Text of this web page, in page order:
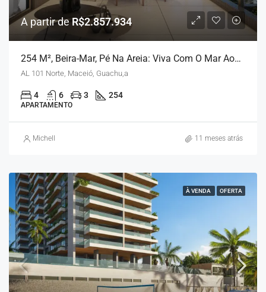
A partir deR$2.857.934
254 M², Beira-Mar, Pé Na Areia: Viva Com O Mar Aos Seus Pés
AL 101 Norte, Maceió, Guachu,a
4 6 3 254
APARTAMENTO
Michell 11 meses atrás
À VENDA OFERTA